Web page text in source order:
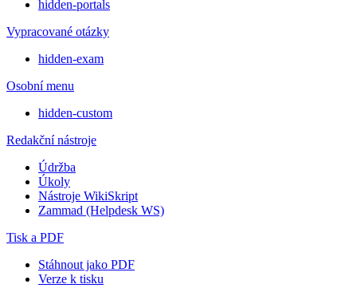
hidden-portals
Vypracované otázky
hidden-exam
Osobní menu
hidden-custom
Redakční nástroje
Údržba
Úkoly
Nástroje WikiSkript
Zammad (Helpdesk WS)
Tisk a PDF
Stáhnout jako PDF
Verze k tisku